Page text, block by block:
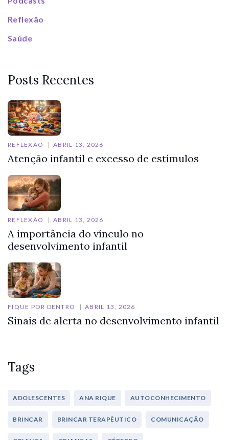
Reflexão
Saúde
Posts Recentes
REFLEXÃO ABRIL 13, 2026
Atenção infantil e excesso de estímulos
REFLEXÃO ABRIL 13, 2026
A importância do vínculo no
desenvolvimento infantil
FIQUE POR DENTRO ABRIL 13, 2026
Sinais de alerta no desenvolvimento infantil
Tags
ADOLESCENTES ANA RIQUE AUTOCONHECIMENTO
BRINCAR BRINCAR TERAPÊUTICO COMUNICAÇÃO